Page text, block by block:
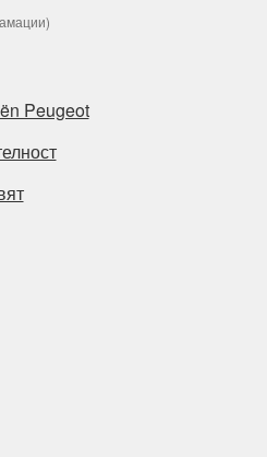
Peugeot